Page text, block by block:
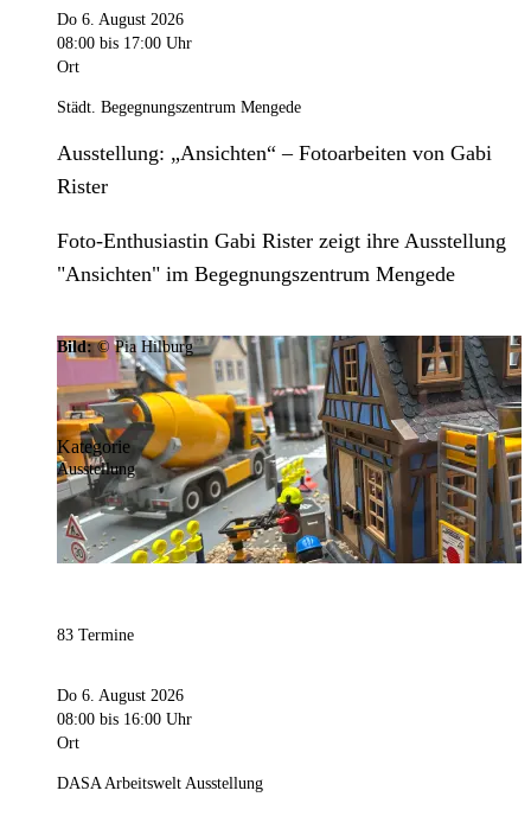
Do 6. August 2026
08:00 bis 17:00 Uhr
Ort
Städt. Begegnungszentrum Mengede
Ausstellung: „Ansichten“ – Fotoarbeiten von Gabi
Rister
Foto-Enthusiastin Gabi Rister zeigt ihre Ausstellung
"Ansichten" im Begegnungszentrum Mengede
Bild:© Pia Hilburg
Kategorie
Ausstellung
83 Termine
Do 6. August 2026
08:00 bis 16:00 Uhr
Ort
DASA Arbeitswelt Ausstellung